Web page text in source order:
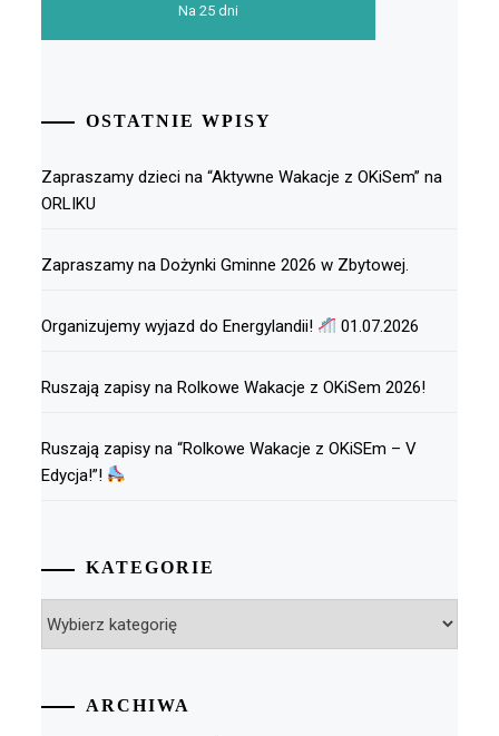
Na 25 dni
OSTATNIE WPISY
Zapraszamy dzieci na “Aktywne Wakacje z OKiSem” na
ORLIKU
Zapraszamy na Dożynki Gminne 2026 w Zbytowej.
Organizujemy wyjazd do Energylandii! 01.07.2026
Ruszają zapisy na Rolkowe Wakacje z OKiSem 2026!
Ruszają zapisy na “Rolkowe Wakacje z OKiSEm – V
Edycja!”!
KATEGORIE
ARCHIWA